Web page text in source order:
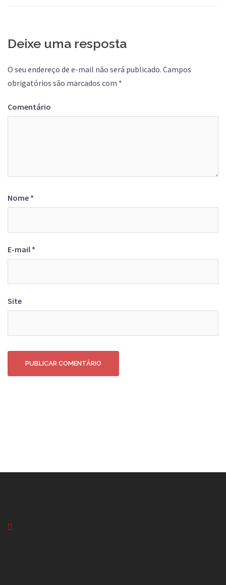
Deixe uma resposta
O seu endereço de e-mail não será publicado. Campos
obrigatórios são marcados com *
Comentário
Nome *
E-mail *
Site